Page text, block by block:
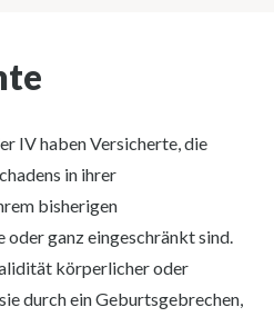
IV haben Versicherte, die
in ihrer
bisherigen
ganz eingeschränkt sind.
körperlicher oder
durch ein Geburtsgebrechen,